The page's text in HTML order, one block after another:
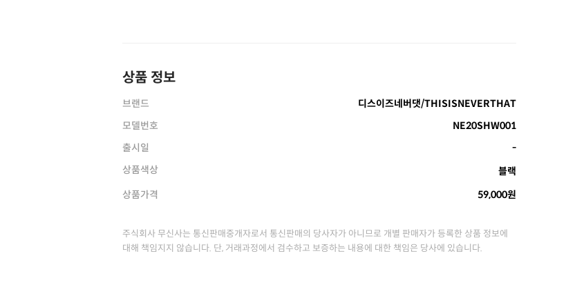
상품 정보
브랜드
디스이즈네버댓/THISISNEVERTHAT
모델번호
NE20SHW001
출시일
-
상품색상
블랙
상품가격
59,000원
주식회사 무신사는 통신판매중개자로서 통신판매의 당사자가 아니므로 개별 판매자가 등록한 상품 정보에
대해 책임지지 않습니다. 단, 거래과정에서 검수하고 보증하는 내용에 대한 책임은 당사에 있습니다.